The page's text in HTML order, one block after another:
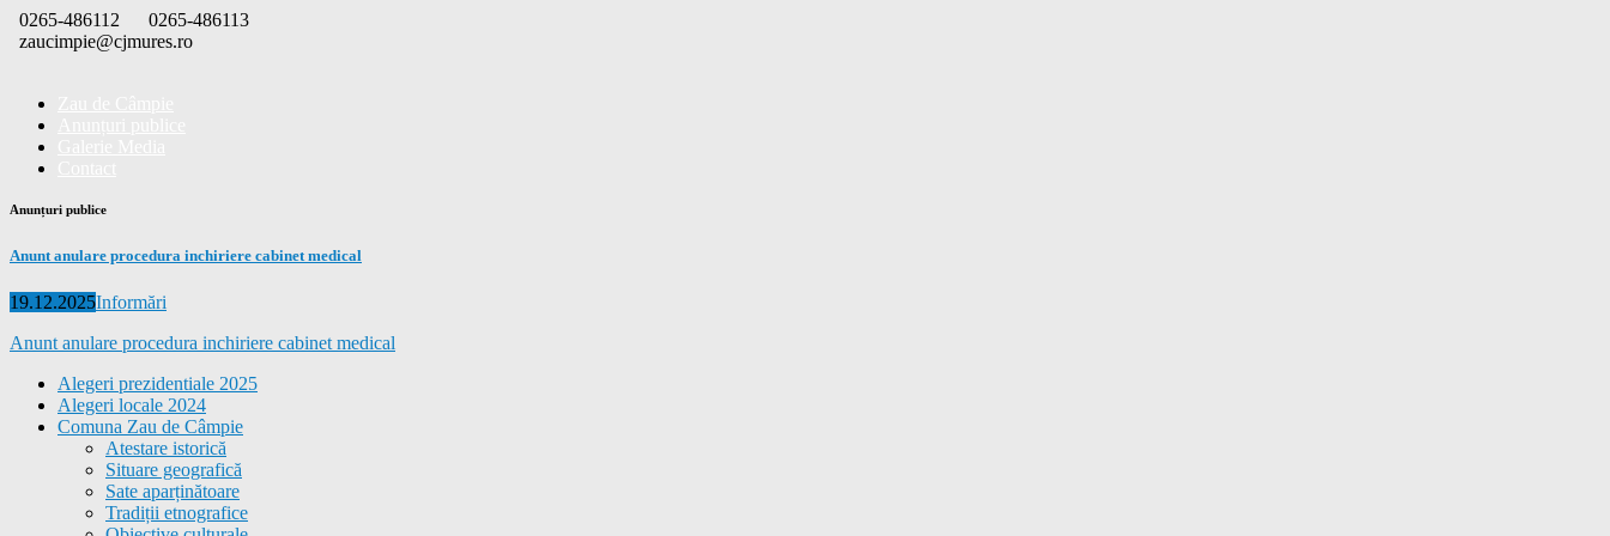
Skip
to
0265-486112
0265-486113
zaucimpie@cjmures.ro
Anunțuri publice
Anunt anulare procedura inchiriere cabinet medical
Posted
19.12.2025Categories
Informări
Anunt anulare procedura inchiriere cabinet medical
Alegeri prezidentiale 2025
Alegeri locale 2024
Comuna Zau de Câmpie
Atestare istorică
Situare geografică
Sate aparținătoare
Tradiții etnografice